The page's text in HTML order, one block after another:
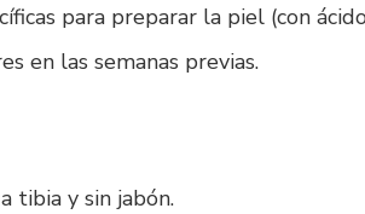
para preparar la piel (con
en las semanas previas.
tibia y sin jabón.